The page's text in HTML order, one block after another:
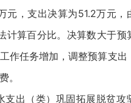
元，支出决算为51.2万元，
计算百分比。决算数大于预
作任务增加，调整预算支出
。
出（类）巩固拓展脱贫攻